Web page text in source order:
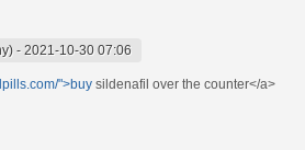
- 2021-10-30 07:06
">buy sildenafil over the counter</a>